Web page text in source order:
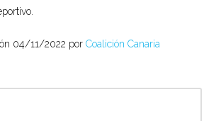
04/11/2022 por Coalición Canaria